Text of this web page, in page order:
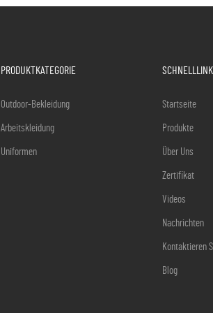
PRODUKTKATEGORIE
Outdoor-Bekleidung
Arbeitskleidung
Uniformen
Startseite
Produkte
Über Uns
Zertifikat
Videos
Nachrichten
Kontaktieren
Blog